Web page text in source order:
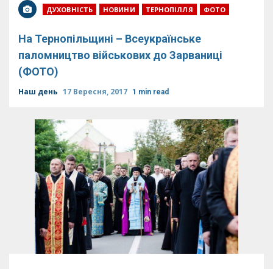
ДУХОВНІСТЬ НОВИНИ ТЕРНОПІЛЛЯ ФОТО
На Тернопільщині – Всеукраїнське
паломництво військових до Зарваниці
(ФОТО)
Наш день 17 Вересня, 2017 1 min read